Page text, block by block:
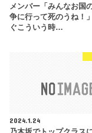
メンバー「みんなお国
争に行って死のうね！
ぐこういう時…
2024.1.24